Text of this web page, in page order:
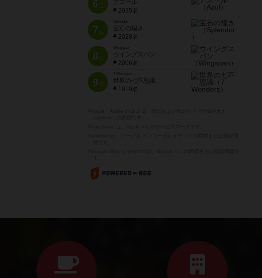
6位
アズール
2035名
7位
宝石の煌き
2028名
8位
Wingspan
ウイングスパン
2006名
9位
7 Wonders
世界の七不思議
1919名